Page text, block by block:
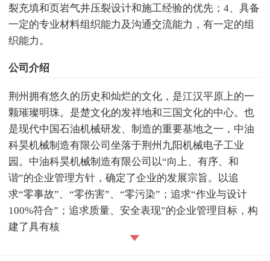
裂充填和页岩气井压裂设计和施工经验的优先；4、具备
一定的专业材料组织能力及沟通交流能力，有一定的组
织能力。
公司介绍
荆州拥有悠久的历史和灿烂的文化，是江汉平原上的一
颗璀璨明珠。是楚文化的发祥地和三国文化的中心。也
是现代中国石油机械研发、制造的重要基地之一，中油
科昊机械制造有限公司坐落于荆州九阳机械电子工业
园。中油科昊机械制造有限公司以“向上、有序、和
谐”的企业管理方针，确定了企业的发展宗旨。以追
求“零事故”、“零伤害”、“零污染”；追求“作业与设计
100%符合”；追求质量、安全表现”的企业管理目标，构
建了具有核